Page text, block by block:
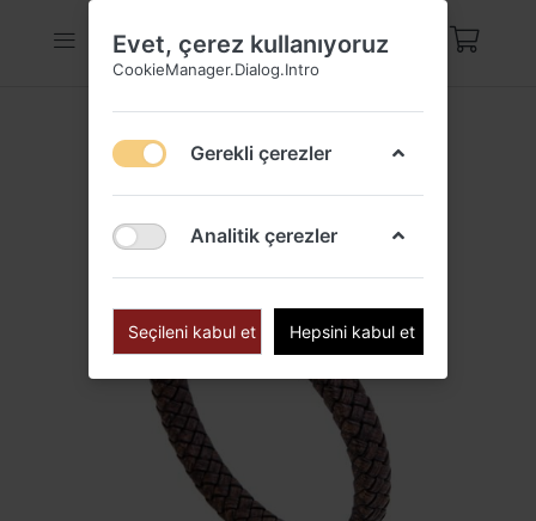
Evet, çerez kullanıyoruz
CookieManager.Dialog.Intro
Gerekli çerezler
Analitik çerezler
Seçileni kabul et Hepsini kabul et